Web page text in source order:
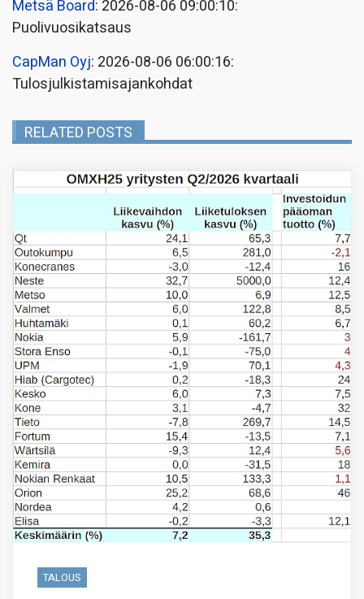
Metsä Board: 2026-08-06 09:00:10:
Puolivuosikatsaus
CapMan Oyj: 2026-08-06 06:00:16:
Tulosjulkistamisajankohdat
RELATED POSTS
TALOUS